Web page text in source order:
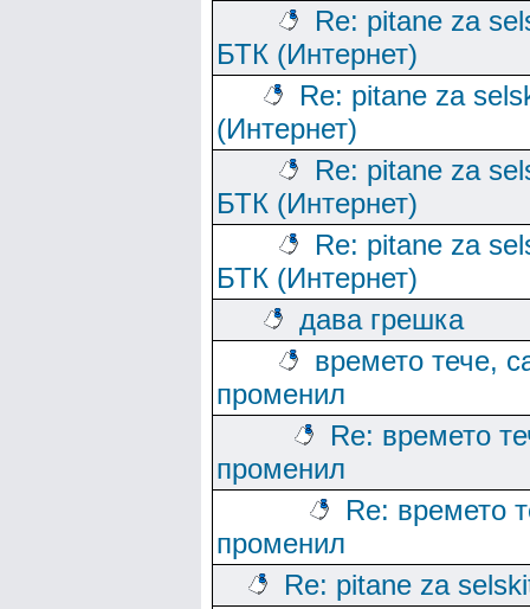
Re: pitane za
БТК (Интернет)
Re: pitane za
(Интернет)
Re: pitane za
БТК (Интернет)
Re: pitane za
БТК (Интернет)
дава грешка
времето тече,
променил
Re: времето
променил
Re: времето
променил
Re: pitane za